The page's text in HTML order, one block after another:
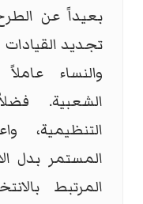
بعيداً عن
تجديد
والنساء
الشعبية.
التنظيمية،
المستمر بدل
المرتبط